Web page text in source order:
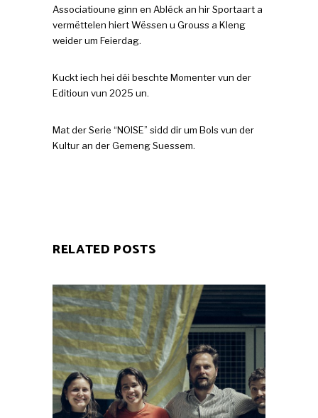
Associatioune ginn en Abléck an hir Sportaart a
vermëttelen hiert Wëssen u Grouss a Kleng
weider um Feierdag.
Kuckt iech hei déi beschte Momenter vun der
Editioun vun 2025 un.
Mat der Serie “NOISE” sidd dir um Bols vun der
Kultur an der Gemeng Suessem.
RELATED POSTS